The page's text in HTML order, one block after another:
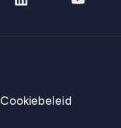
Cookiebeleid